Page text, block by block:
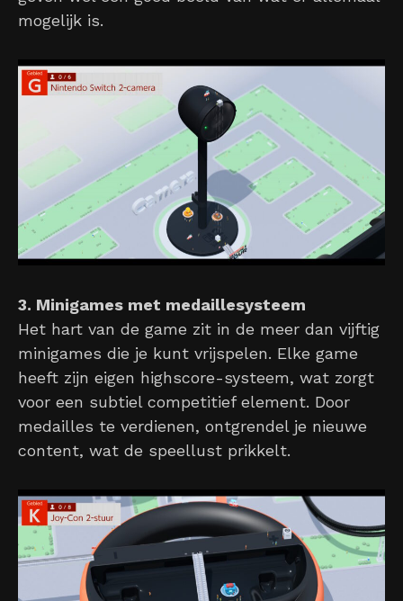
mogelijk is.
3. Minigames met medaillesysteem
Het hart van de game zit in de meer dan vijftig
minigames die je kunt vrijspelen. Elke game
heeft zijn eigen highscore-systeem, wat zorgt
voor een subtiel competitief element. Door
medailles te verdienen, ontgrendel je nieuwe
content, wat de speellust prikkelt.